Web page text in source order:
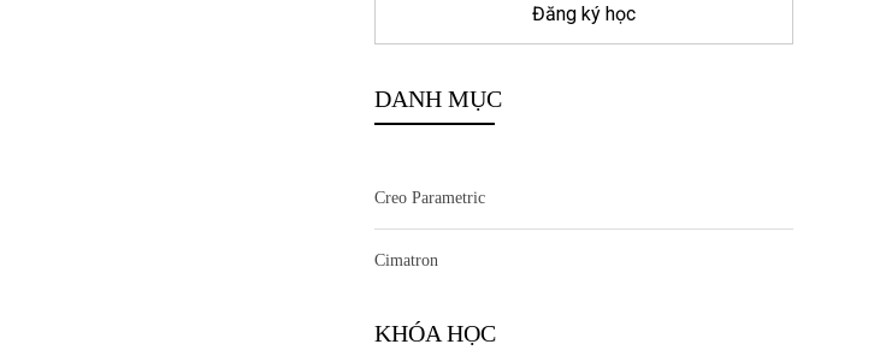
Đăng ký học
DANH MỤC
Creo Parametric
Cimatron
KHÓA HỌC